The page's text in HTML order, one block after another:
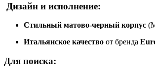
Дизайн и исполнение:
Стильный матово-черный корпус
Итальянское качество от бренда
Для поиска: